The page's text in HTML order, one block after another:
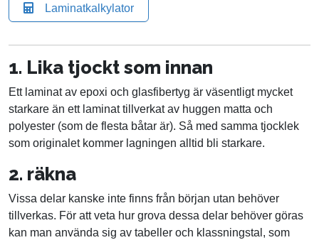
Laminatkalkylator
1. Lika tjockt som innan
Ett laminat av epoxi och glasfibertyg är väsentligt mycket
starkare än ett laminat tillverkat av huggen matta och
polyester (som de flesta båtar är). Så med samma tjocklek
som originalet kommer lagningen alltid bli starkare.
2. räkna
Vissa delar kanske inte finns från början utan behöver
tillverkas. För att veta hur grova dessa delar behöver göras
kan man använda sig av tabeller och klassningstal, som